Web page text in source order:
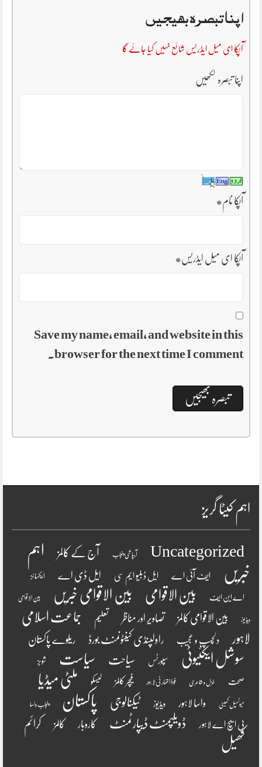
اپنا تبصرہ بھیجیں
آپکا ای میل ایڈریس شائع نہیں کیا جائے گا
اپنا تبصرہ لکھیں
آپکا نام*
آپکا ای میل ایڈریس*
Save my name, email, and website in this
browser for the next time I comment.
اہم کیٹا گریز
Uncategorized آبپاشی پنجاب آج کے کالمز
اہم
خبریں
ایف آئی اے ایل ڈبلیو ایم سی ایل ڈی اے ایکسائز
اے این ایف بین الاقوامی بین الاقوامی خبریں بین الاقوامی
ویڈیوز بین الاقوامی کالمز تصاویر اور مناظر تعلیم
جماعت اسلامی
لاہور
دلچسپ و عجیب راولپنڈی کینٹونمنٹ بورڈ ریلوے پاکستان
سوشل ایکٹیوٹی سپورٹس سیاحت سیاست شوبز
صحت غزل و شاعری فوڈ اتھارٹی لاہور فیچر کالمز لیسکو ملٹی میڈیا
میونسپل کمیٹی واسا لاہور ویڈیوز ٹیکنالوجی پاکستان پنجاب واسا
پی ایچ اے لاہور ڈویلپمنٹ ڈیپارٹمنٹ کاروبار کالمز کرائم
کھیل